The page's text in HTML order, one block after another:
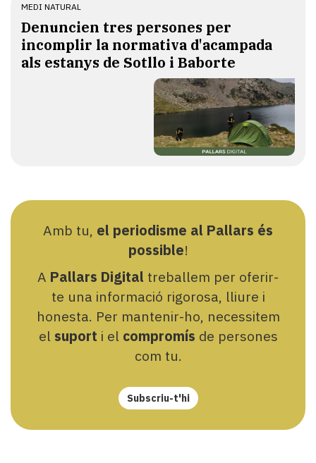
MEDI NATURAL
Denuncien tres persones per
incomplir la normativa d'acampada
als estanys de Sotllo i Baborte
Amb tu, el periodisme al Pallars és
possible!
A Pallars Digital treballem per oferir-
te una informació rigorosa, lliure i
honesta. Per mantenir-ho, necessitem
el suport i el compromís de persones
com tu.
Subscriu-t'hi